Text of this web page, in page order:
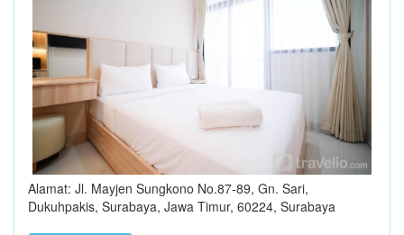
Alamat: Jl. Mayjen Sungkono No.87-89, Gn. Sari,
Dukuhpakis, Surabaya, Jawa Timur, 60224, Surabaya